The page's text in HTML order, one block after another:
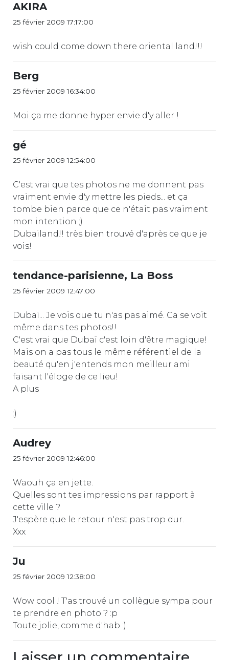
AKIRA
25 février 2009 17:17:00
wish could come down there oriental land!!!
Berg
25 février 2009 16:34:00
Moi ça me donne hyper envie d'y aller !
gé
25 février 2009 12:54:00
C'est vrai que tes photos ne me donnent pas
vraiment envie d'y mettre les pieds... et ça
tombe bien parce que ce n'était pas vraiment
mon intention ;)
Dubailand!! très bien trouvé d'après ce que je
vois!
tendance-parisienne, La Boss
25 février 2009 12:47:00
Dubaï... Je vois que tu n'as pas aimé. Ca se voit
même dans tes photos!!
C'est vrai que Dubaï c'est loin d'être magique!
Mais on a pas tous le même référentiel de la
beauté qu'en j'entends mon meilleur ami
faisant l'éloge de ce lieu!
A plus
:)
Audrey
25 février 2009 12:46:00
Waouh ça en jette.
Quelles sont tes impressions par rapport à
cette ville ?
J'espère que le retour n'est pas trop dur.
Xxx
Ju
25 février 2009 12:38:00
Wow cool ! T'as trouvé un collègue sympa pour
te prendre en photo ? :p
Toute jolie, comme d'hab :)